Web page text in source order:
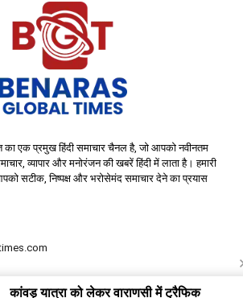
का एक प्रमुख हिंदी समाचार चैनल है, जो आपको नवीनतम
व्यापार और मनोरंजन की खबरें हिंदी में लाता है। हमारी
सटीक, निष्पक्ष और भरोसेमंद समाचार देने का प्रयास